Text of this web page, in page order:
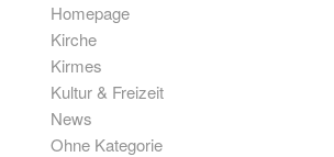
Homepage
Kirche
Kirmes
Kultur & Freizeit
News
Ohne Kategorie